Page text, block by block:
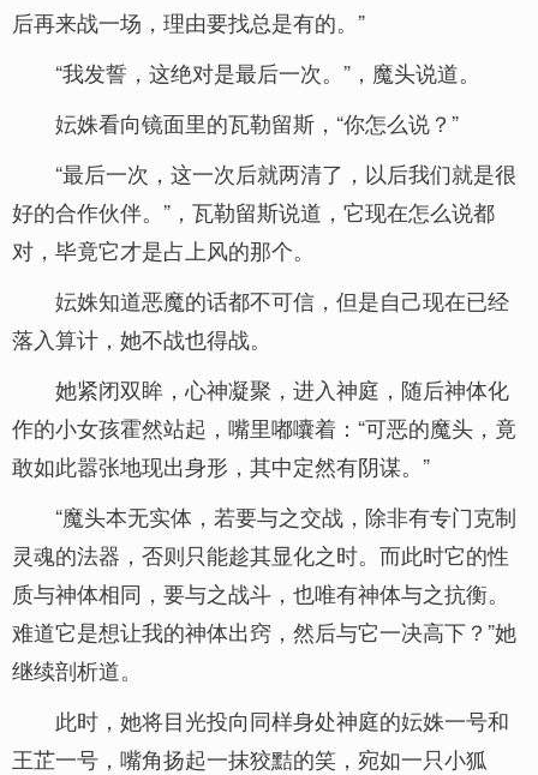
后再来战一场，理由要找总是有的。”
“我发誓，这绝对是最后一次。”，魔头说道。
妘姝看向镜面里的瓦勒留斯，“你怎么说？”
“最后一次，这一次后就两清了，以后我们就是很
好的合作伙伴。”，瓦勒留斯说道，它现在怎么说都
对，毕竟它才是占上风的那个。
妘姝知道恶魔的话都不可信，但是自己现在已经
落入算计，她不战也得战。
她紧闭双眸，心神凝聚，进入神庭，随后神体化
作的小女孩霍然站起，嘴里嘟囔着：“可恶的魔头，竟
敢如此嚣张地现出身形，其中定然有阴谋。”
“魔头本无实体，若要与之交战，除非有专门克制
灵魂的法器，否则只能趁其显化之时。而此时它的性
质与神体相同，要与之战斗，也唯有神体与之抗衡。
难道它是想让我的神体出窍，然后与它一决高下？”她
继续剖析道。
此时，她将目光投向同样身处神庭的妘姝一号和
王芷一号，嘴角扬起一抹狡黠的笑，宛如一只小狐